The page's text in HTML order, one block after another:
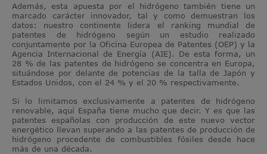
Además, esta apuesta por el hidrógeno también tiene un
marcado carácter innovador, tal y como demuestran los
datos: nuestro continente lidera el ranking mundial de
patentes de hidrógeno según un estudio realizado
conjuntamente por la Oficina Europea de Patentes (OEP) y la
Agencia Internacional de Energía (AIE). De esta forma, un
28 % de las patentes de hidrógeno se concentra en Europa,
situándose por delante de potencias de la talla de Japón y
Estados Unidos, con el 24 % y el 20 % respectivamente.
Si lo limitamos exclusivamente a patentes de hidrógeno
renovable, aquí España tiene mucho que decir. Y es que las
patentes españolas con producción de este nuevo vector
energético llevan superando a las patentes de producción de
hidrógeno procedente de combustibles fósiles desde hace
más de una década.